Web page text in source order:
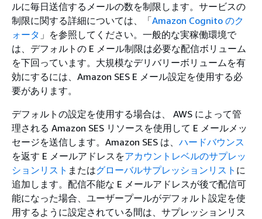
ルに毎日送信するメールの数を制限します。サービスの
制限に関する詳細については、「Amazon Cognito のク
ォータ 」を参照してください。一般的な実稼働環境で
は、デフォルトの E メール制限は必要な配信ボリューム
を下回っています。大規模なデリバリーボリュームを有
効にするには、Amazon SES E メール設定を使用する必
要があります。
デフォルトの設定を使用する場合は、 AWS によって管
理される Amazon SES リソースを使用して E メールメッ
セージを送信します。Amazon SES は、 ハードバウンス
を返す E メールアドレスをアカウントレベルのサプレッ
ションリスト またはグローバルサプレッションリスト に
追加します。配信不能な E メールアドレスが後で配信可
能になった場合、ユーザープールがデフォルト設定を使
用するように設定されている間は、サプレッションリス